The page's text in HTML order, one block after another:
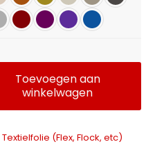
Toevoegen aan
winkelwagen
Textielfolie (Flex, Flock, etc)